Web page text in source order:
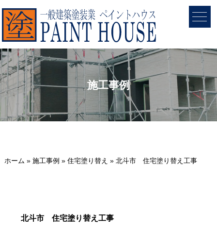
施工事例
ホーム » 施工事例 » 住宅塗り替え »北斗市 住宅塗り替え工事
北斗市 住宅塗り替え工事